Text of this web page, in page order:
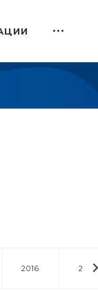
2016 2014